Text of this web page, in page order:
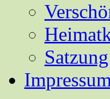
Satzung